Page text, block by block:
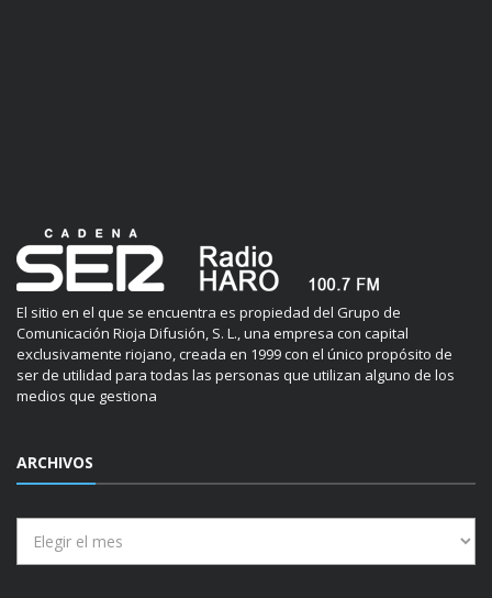
El sitio en el que se encuentra es propiedad del Grupo de
Comunicación Rioja Difusión, S. L., una empresa con capital
exclusivamente riojano, creada en 1999 con el único propósito de
ser de utilidad para todas las personas que utilizan alguno de los
medios que gestiona
ARCHIVOS